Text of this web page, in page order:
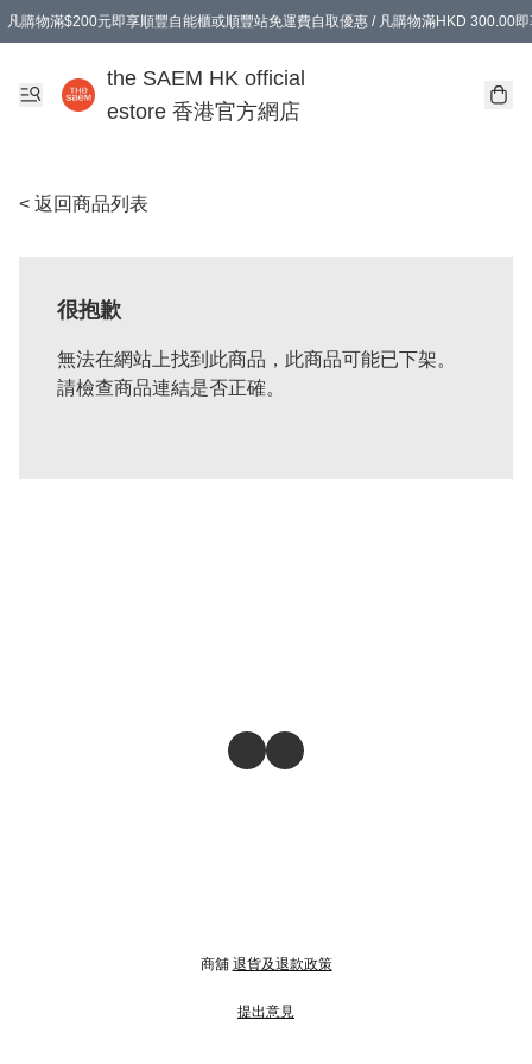
凡購物滿$200元即享順豐自能櫃或順豐站免運費自取優惠 / 凡購物滿HKD 300.00
the SAEM HK official
estore 香港官方網店
< 返回商品列表
很抱歉
無法在網站上找到此商品，此商品可能已下架。
請檢查商品連結是否正確。
商舖 退貨及退款政策
提出意見